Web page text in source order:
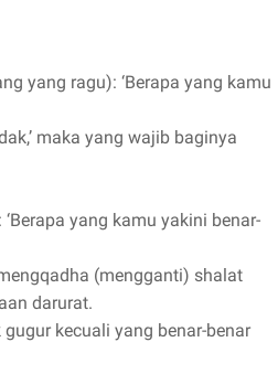
yang ragu): ‘Berapa yang kamu
maka yang wajib baginya
yang kamu yakini benar-
(mengganti) shalat
darurat.
kecuali yang benar-benar